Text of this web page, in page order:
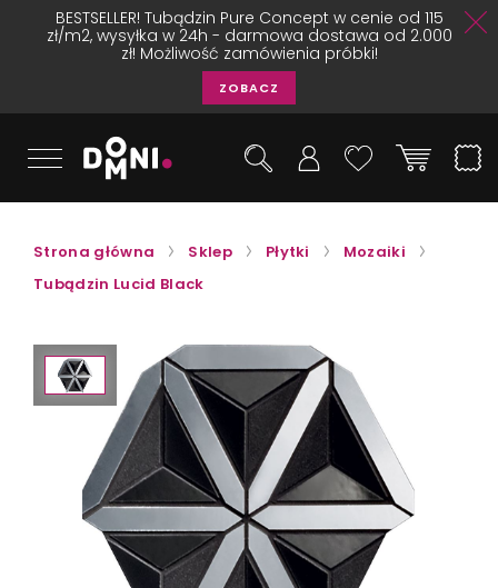
BESTSELLER! Tubądzin Pure Concept w cenie od 115
zł/m2, wysyłka w 24h - darmowa dostawa od 2.000
zł! Możliwość zamówienia próbki!
ZOBACZ
Strona główna Sklep Płytki
Mozaiki
Tubądzin Lucid Black